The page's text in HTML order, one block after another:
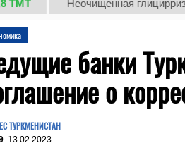
Неочищенная глицирризиновая
банки
о
ТУРКМЕНИСТАН
13.02.2023